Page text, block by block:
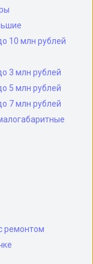
10 млн рублей
3 млн рублей
5 млн рублей
7 млн рублей
ремонтом